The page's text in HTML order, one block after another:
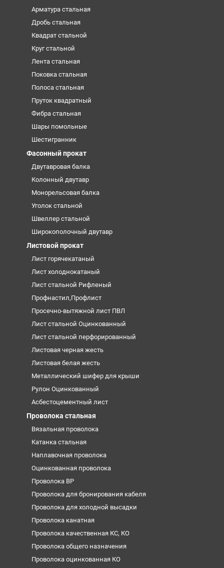
Арматура стальная
Дробь стальная
Квадрат стальной
Круг стальной
Лента стальная
Поковка стальная
Полоса стальная
Пруток квадратный
Фибра стальная
Шары помольные
Шестигранник
Фасонный прокат
Двутавровая балка
Колонный двутавр
Монорельсовая балка
Уголок стальной
Швеллер стальной
Широкополочный двутавр
Листовой прокат
Лист горячекатаный
Лист холоднокатаный
Лист стальной Рифленый
Профнастил,Профлист
Просечно-вытяжной лист ПВЛ
Лист стальной Оцинкованный
Лист стальной перфорированный
Листовая черная жесть
Листовая белая жесть
Металлический шифер для крыши
Рулон Оцинкованный
Асбестоцементный лист
Проволока стальная
Вязальная проволока
Катанка стальная
Наплавочная проволока
Оцинкованная проволока
Проволока ВР
Проволока для бронирования кабеля
Проволока для холодной высадки
Проволока канатная
Проволока качественная КС, КО
Проволока общего назначения
Проволока оцинкованная КО